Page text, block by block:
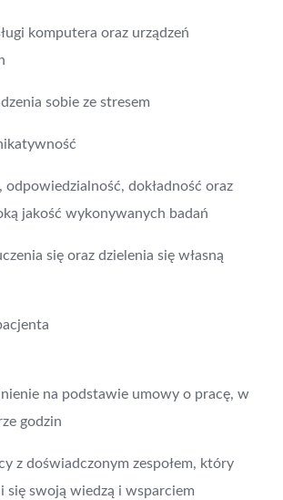
komputera oraz urządzeń
sobie ze stresem
odpowiedzialność, dokładność oraz
jakość wykonywanych badań
się oraz dzielenia się własną
na podstawie umowy o pracę, w
godzin
z doświadczonym zespołem, który
się swoją wiedzą i wsparciem